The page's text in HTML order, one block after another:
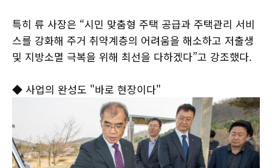
특히 류 사장은 “시민 맞춤형 주택 공급과 주택관리 서비
스를 강화해 주거 취약계층의 어려움을 해소하고 저출생
및 지방소멸 극복을 위해 최선을 다하겠다”고 강조했다.
◆ 사업의 완성도 "바로 현장이다"